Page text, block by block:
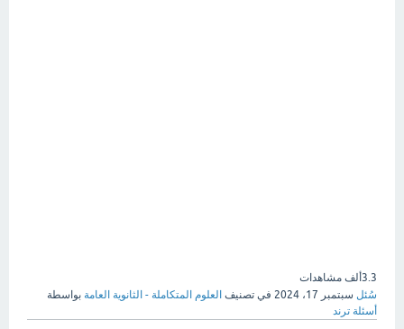
3.3ألف
مشاهدات
سُئل سبتمبر 17، 2024 في تصنيف العلوم المتكاملة - الثانوية العامة بواسطة
أسئلة ترند